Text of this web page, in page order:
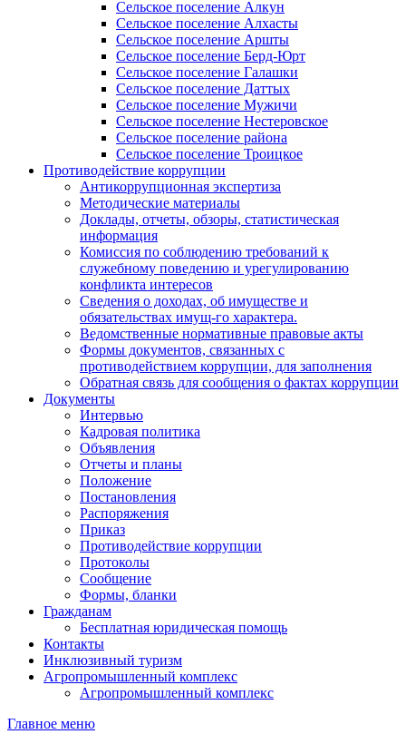
Сельское поселение Алкун
Сельское поселение Алхасты
Сельское поселение Аршты
Сельское поселение Берд-Юрт
Сельское поселение Галашки
Сельское поселение Даттых
Сельское поселение Мужичи
Сельское поселение Нестеровское
Сельское поселение района
Сельское поселение Троицкое
Противодействие коррупции
Антикоррупционная экспертиза
Методические материалы
Доклады, отчеты, обзоры, статистическая
информация
Комиссия по соблюдению требований к
служебному поведению и урегулированию
конфликта интересов
Сведения о доходах, об имуществе и
обязательствах имущ-го характера.
Ведомственные нормативные правовые акты
Формы документов, связанных с
противодействием коррупции, для заполнения
Обратная связь для сообщения о фактах коррупции
Документы
Интервью
Кадровая политика
Объявления
Отчеты и планы
Положение
Постановления
Распоряжения
Приказ
Противодействие коррупции
Протоколы
Сообщение
Формы, бланки
Гражданам
Бесплатная юридическая помощь
Контакты
Инклюзивный туризм
Агропромышленный комплекс
Агропромышленный комплекс
Главное меню